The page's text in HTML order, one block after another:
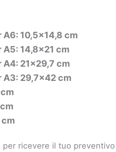
10,5×14,8 cm
14,8×21 cm
21×29,7 cm
A3: 29,7×42 cm
ricevere il tuo preventivo